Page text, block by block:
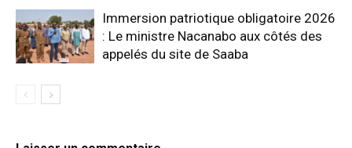
Immersion patriotique obligatoire 2026
: Le ministre Nacanabo aux côtés des
appelés du site de Saaba